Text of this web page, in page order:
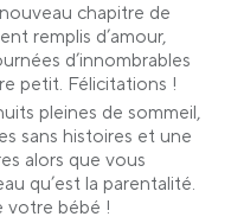
chapitre de
remplis d’amour,
d’innombrables
petit. Félicitations !
pleines de sommeil,
sans histoires et une
alors que vous
qu’est la parentalité.
votre bébé !